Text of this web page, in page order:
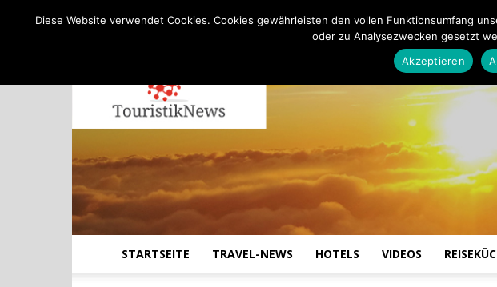
STARTSEITE TRAVEL-NEWS HOTELS VIDEOS
Diese Website verwendet Cookies. Cookies gewährleisten den vollen Funktionsumfang
oder zu Analysezwecken gesetzt
Akzeptieren